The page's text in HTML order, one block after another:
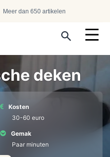
Meer dan 650 artikelen
deken
Kosten
30-60 euro
Gemak
Paar minuten